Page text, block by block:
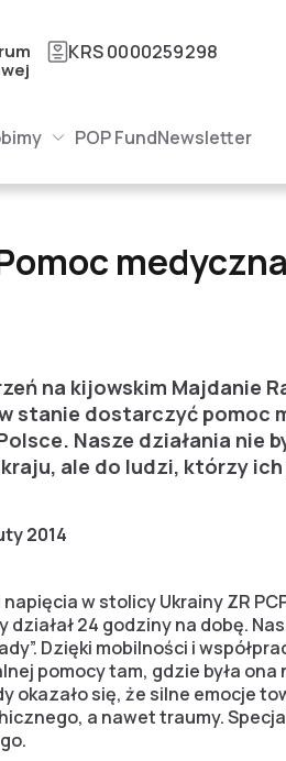
KRS0000259298
Submenu POP FundNewsletter
medyczna
na kijowskim Majdanie
stanie dostarczyć pomoc
Nasze działania nie
ale do ludzi, którzy
2014
w stolicy Ukrainy ZR
24 godziny na dobę.
Dzięki mobilności i
pomocy tam, gdzie była ona
okazało się, że silne emocje
a nawet traumy.